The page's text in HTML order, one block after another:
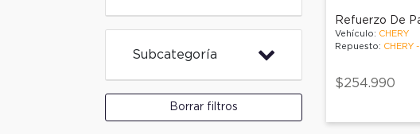
Subcategoría
Borrar filtros
Vehículo: CHERY
Repuesto: CHERY
$254.990